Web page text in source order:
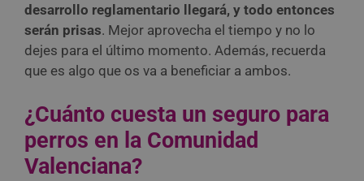
desarrollo reglamentario llegará, y todo entonces
serán prisas. Mejor aprovecha el tiempo y no lo
dejes para el último momento. Además, recuerda
que es algo que os va a beneficiar a ambos.
¿Cuánto cuesta un seguro para
perros en la Comunidad
Valenciana?